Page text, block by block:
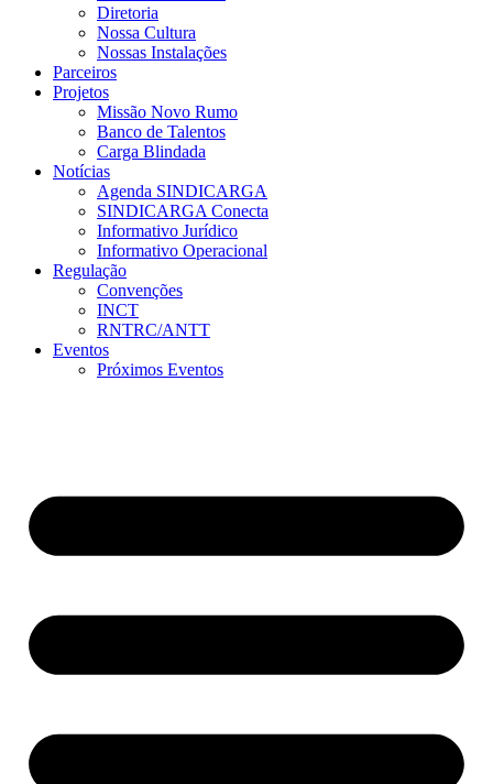
Diretoria
Nossa Cultura
Nossas Instalações
Parceiros
Projetos
Missão Novo Rumo
Banco de Talentos
Carga Blindada
Notícias
Agenda SINDICARGA
SINDICARGA Conecta
Informativo Jurídico
Informativo Operacional
Regulação
Convenções
INCT
RNTRC/ANTT
Eventos
Próximos Eventos